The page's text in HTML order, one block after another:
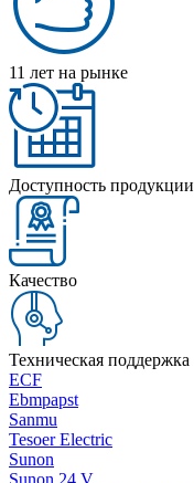
11 лет на рынке
Доступность продукции
Качество
Техническая поддержка
ECF
Ebmpapst
Sanmu
Tesoer Electric
Sunon
Sunon 24 V